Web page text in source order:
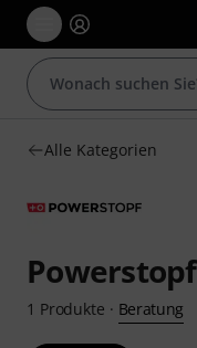
Alle Kategorien
Powerstopf
1 Produkte · Beratung